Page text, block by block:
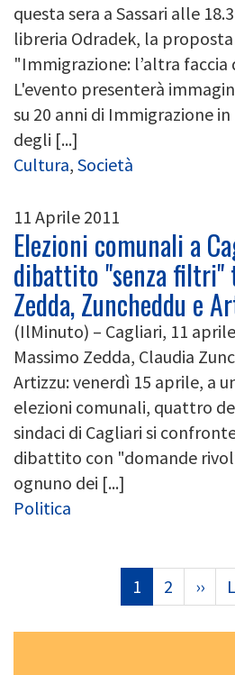
questa sera a Sassari alle
libreria Odradek, la
"Immigrazione: l’altra faccia
L'evento presenterà
su 20 anni di Immigrazione
degli [...]
Cultura, Società
11 Aprile 2011
Elezioni comunali a
dibattito "senza filtri"
Zedda, Zuncheddu e
(IlMinuto) – Cagliari, 11
Massimo Zedda, Claudia
Artizzu: venerdì 15 aprile, a
elezioni comunali, quattro
sindaci di Cagliari si
dibattito con "domande
ognuno dei [...]
Politica
Pagina
attuale
1 Page
2 ››